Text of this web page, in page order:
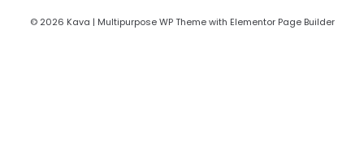
© 2026 Kava | Multipurpose WP Theme with Elementor Page Builder